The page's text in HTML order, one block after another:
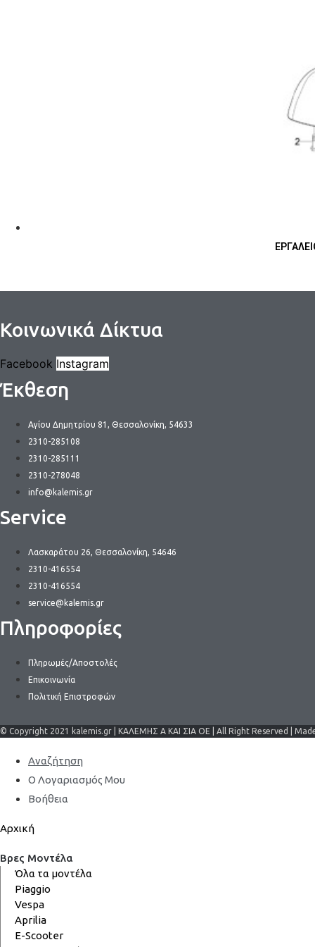
Κοινωνικά Δίκτυα
Facebook Instagram
Έκθεση
Αγίου Δημητρίου 81, Θεσσαλονίκη, 54633
2310-285108
2310-285111
2310-278048
info@kalemis.gr
Service
Λασκαράτου 26, Θεσσαλονίκη, 54646
2310-416554
2310-416554
service@kalemis.gr
Πληροφορίες
Πληρωμές/Αποστολές
Επικοινωνία
Πολιτική Επιστροφών
© Copyright 2021 kalemis.gr | ΚΑΛΕΜΗΣ Α ΚΑΙ ΣΙΑ ΟΕ | All Right Reserved |
Αναζήτηση
Ο Λογαριασμός Μου
Βοήθεια
Αρχική
Βρες Μοντέλα
Όλα τα μοντέλα
Piaggio
Vespa
Aprilia
E-Scooter